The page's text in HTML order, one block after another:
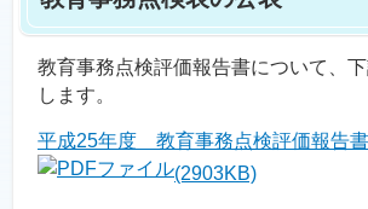
教育事務点検評価報告書について、
します。
平成25年度 教育事務点検評価報告書
(2903KB)